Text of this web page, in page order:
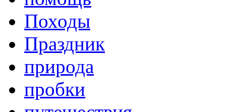
Походы
Праздник
природа
пробки